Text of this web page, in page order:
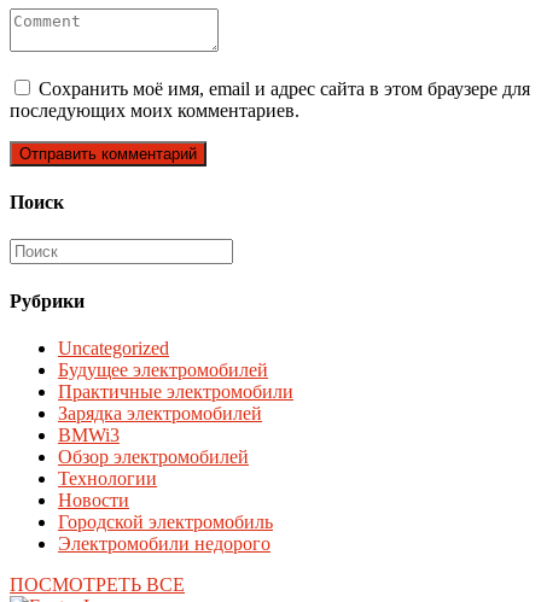
Сохранить моё имя, email и адрес сайта в этом браузере для
последующих моих комментариев.
Поиск
Рубрики
Uncategorized
Будущее электромобилей
Практичные электромобили
Зарядка электромобилей
BMWi3
Обзор электромобилей
Технологии
Новости
Городской электромобиль
Электромобили недорого
ПОСМОТРЕТЬ ВСЕ